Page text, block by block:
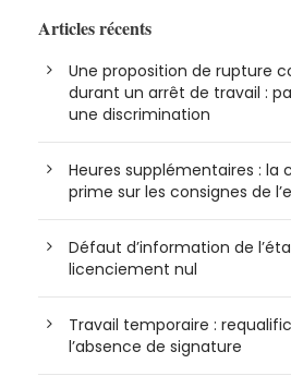
Articles récents
Une proposition de rupture
durant un arrêt de travail :
une discrimination
Heures supplémentaires : la
prime sur les consignes de
Défaut d’information de
licenciement nul
Travail temporaire :
l’absence de signature